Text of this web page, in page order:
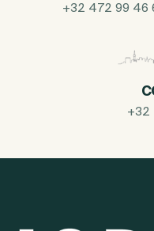
+32 472 99 46
+32